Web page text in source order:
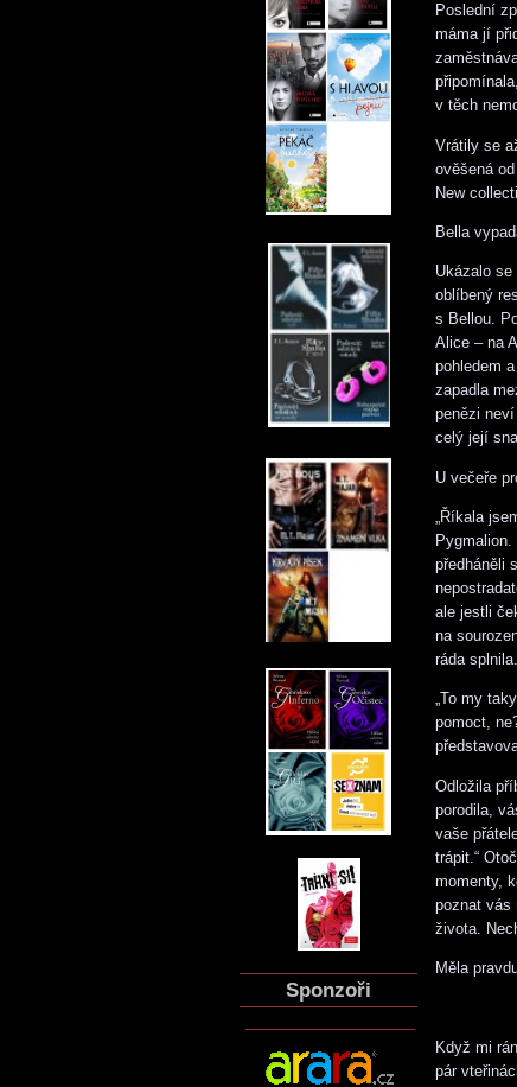
Sponzoři
Poslední
máma jí
v těch
Vrátily se
ověšená
New
Bella
Ukázalo
oblíbený
s Bellou.
Alice – na
pohledem
zapadla
penězi
celý její
U večeře
„Říkala
předháněli
ale jestli
na
ráda
„To my
pomoct,
Odložila
porodila,
vaše
trápit.“
momenty,
poznat vás
života.
Měla
Když mi
pár